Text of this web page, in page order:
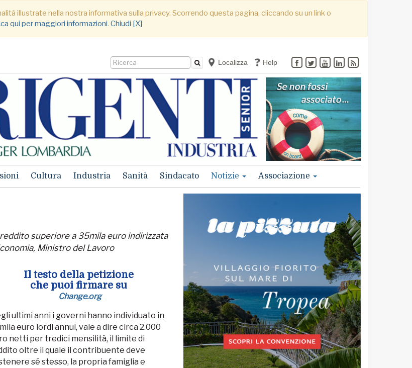
illustrate nella nostra informativa sulla privacy. Scorrendo questa pagina, cliccando su un link o
qui per maggiori informazioni. Chiudi [X]
Localizza Help
Cultura Industria Sanità Sindacato Notizie Associazione
superiore a 35mila euro indirizzata
Ministro del Lavoro
Il testo della petizione
che puoi firmare su
Change.org
ultimi anni i governi hanno individuato in
euro lordi annui, vale a dire circa 2.000
netti per tredici mensilità, il limite di
oltre il quale il contribuente deve
sé stesso, la propria famiglia e